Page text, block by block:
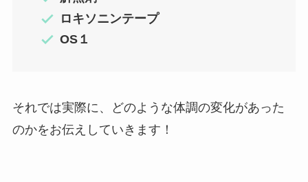
ロキソニンテープ
OS１
それでは実際に、どのような体調の変化があった
のかをお伝えしていきます！